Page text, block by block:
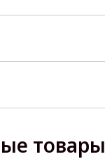
товары